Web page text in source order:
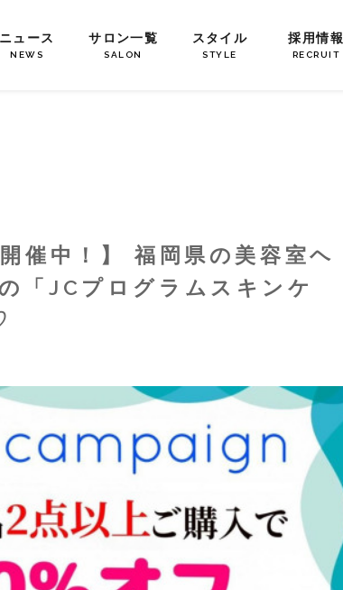
ニュース
NEWS
サロン一覧
SALON
スタイル
STYLE
採用情報
RECRUIT
催中！】 福岡県の美容室ヘ
「JCプログラムスキンケ